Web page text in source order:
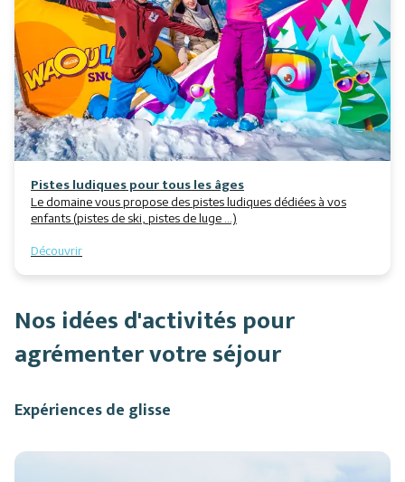
Pistes ludiques pour tous les âges
Le domaine vous propose des pistes ludiques dédiées à vos
enfants (pistes de ski, pistes de luge ...)
Découvrir
Nos idées d'activités pour
agrémenter votre séjour
Expériences de glisse